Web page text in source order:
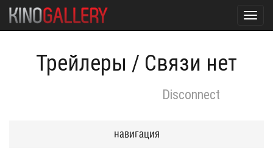
Трейлеры / Связи нет
Disconnect
навигация